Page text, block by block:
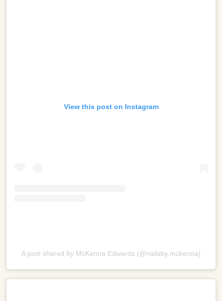
View this post on Instagram
A post shared by McKenna Edwards (@nailsby.mckenna)